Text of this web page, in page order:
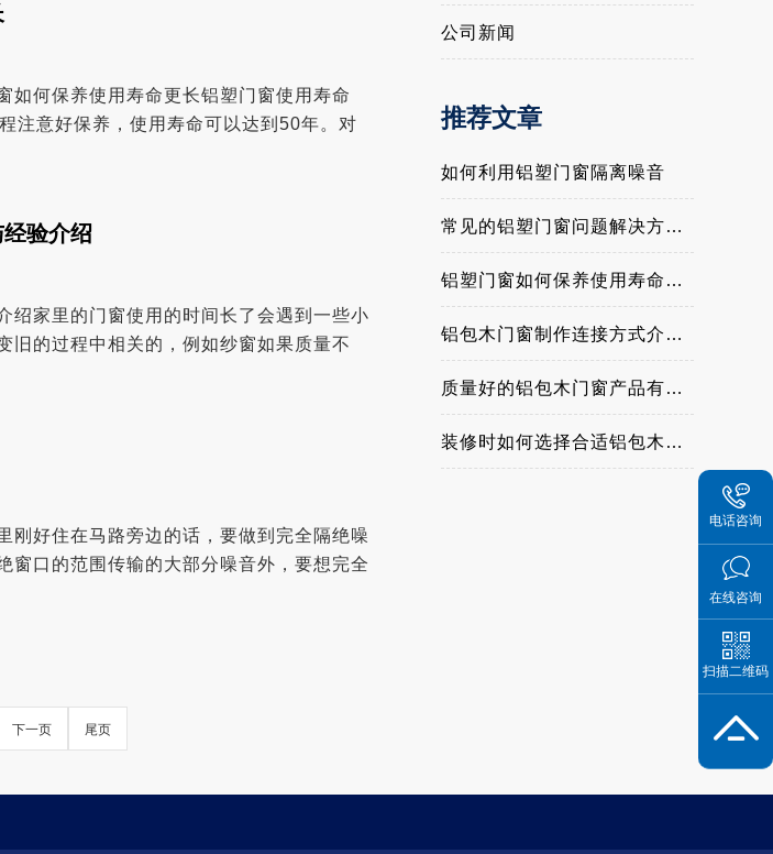
如何保养使用寿命更长铝塑门窗使用寿命
注意好保养，使用寿命可以达到50年。对
验介绍
绍家里的门窗使用的时间长了会遇到一些小
旧的过程中相关的，例如纱窗如果质量不
刚好住在马路旁边的话，要做到完全隔绝噪
窗口的范围传输的大部分噪音外，要想完全
下一页 尾页
公司新闻
推荐文章
如何利用铝塑门窗隔离噪音
常见的铝塑门窗问题解决方法与经验介绍
铝塑门窗如何保养使用寿命更长
铝包木门窗制作连接方式介绍与优缺点？
质量好的铝包木门窗产品有哪些特点
装修时如何选择合适铝包木门窗
电话咨询
在线咨询
扫描二维码